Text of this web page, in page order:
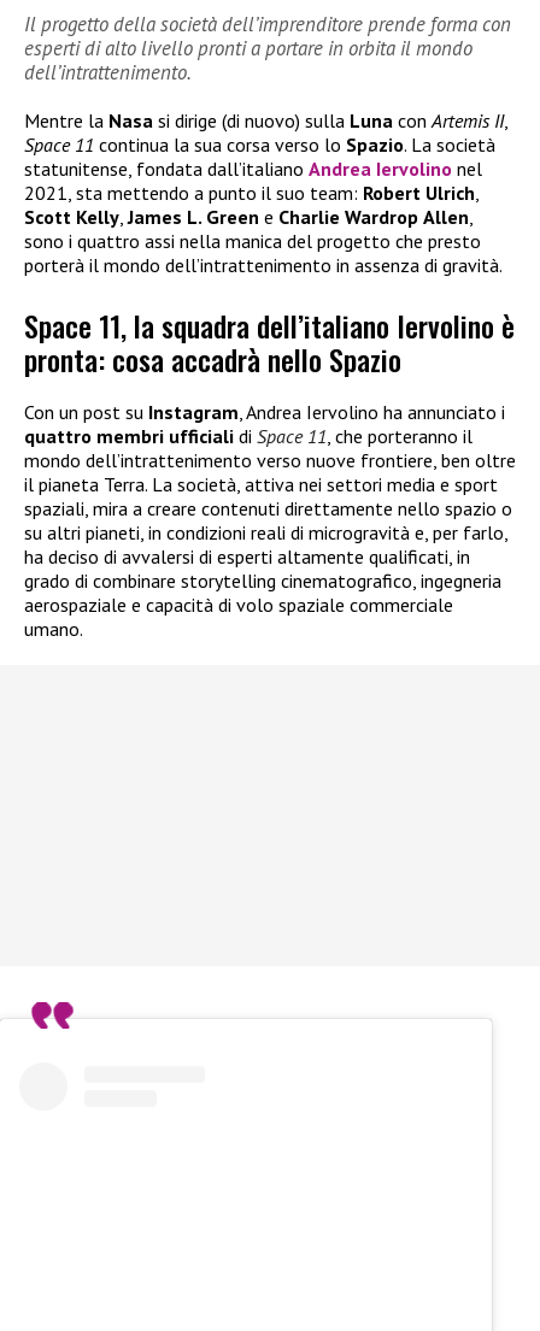
Il progetto della società dell’imprenditore prende forma con
esperti di alto livello pronti a portare in orbita il mondo
dell’intrattenimento.
Mentre la Nasa si dirige (di nuovo) sulla Luna con Artemis II,
Space 11 continua la sua corsa verso lo Spazio. La società
statunitense, fondata dall’italiano Andrea Iervolino nel
2021, sta mettendo a punto il suo team: Robert Ulrich
Scott Kelly ,James L. Green e Charlie Wardrop Allen
sono i quattro assi nella manica del progetto che presto
porterà il mondo dell’intrattenimento in assenza di gravità.
Space 11, la squadra dell’italiano Iervolino è
pronta: cosa accadrà nello Spazio
Con un post su Instagram, Andrea Iervolino ha annunciato i
quattro membri ufficiali di Space 11, che porteranno il
mondo dell’intrattenimento verso nuove frontiere, ben oltre
il pianeta Terra. La società, attiva nei settori media e sport
spaziali, mira a creare contenuti direttamente nello spazio o
su altri pianeti, in condizioni reali di microgravità e, per farlo,
ha deciso di avvalersi di esperti altamente qualificati, in
grado di combinare storytelling cinematografico, ingegneria
aerospaziale e capacità di volo spaziale commerciale
umano.